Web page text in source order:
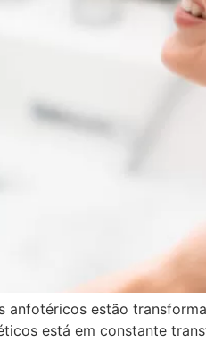
anfotéricos estão
está em constante